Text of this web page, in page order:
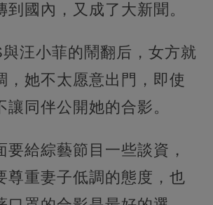
到國內，又成了大新聞。
汪小菲的鬧翻后，女方就
，她不太愿意出門，即使
讓同伴公開她的合影。
要給綜藝節目一些談資，
尊重妻子低調的態度，也